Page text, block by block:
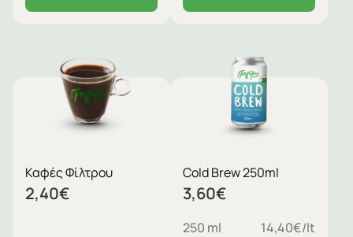
Καφές Φίλτρου
2,40€
Cold Brew 250ml
3,60€
250 ml 14,40€/lt